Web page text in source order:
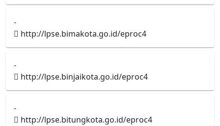
-
http://lpse.bimakota.go.id/eproc4
-
http://lpse.binjaikota.go.id/eproc4
-
http://lpse.bitungkota.go.id/eproc4